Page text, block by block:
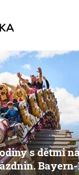
s dětmi